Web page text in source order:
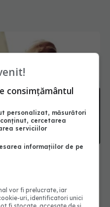
ce rol are dieta
consimțământul
personalizat, măsurători
cercetarea
serviciilor
informațiilor de pe
vor fi prelucrate, iar
uri, identificatori unici